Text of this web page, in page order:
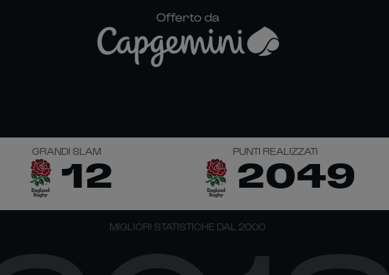
Offerto da
GRANDI SLAM
12
PUNTI REALIZZATI
2049
MIGLIORI STATISTICHE DAL 2000